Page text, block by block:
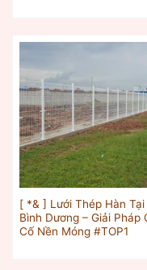
[ *& ] Lưới Thép Hàn Tại
Bình Dương – Giải Pháp
Cố Nền Móng #TOP1